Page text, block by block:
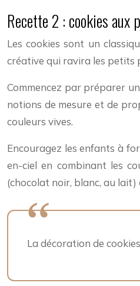
Recette 2 : cookies aux
Les cookies sont un
créative qui ravira les petits
Commencez par préparer
notions de mesure et de
couleurs vives.
Encouragez les enfants à
en-ciel en combinant les
(chocolat noir, blanc, au lait)
La décoration de